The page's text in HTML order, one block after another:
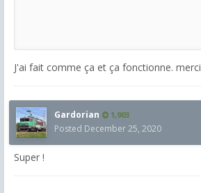
J'ai fait comme ça et ça fonctionne. merci
Gardorian 1,903
Posted December 25, 2020
Super !